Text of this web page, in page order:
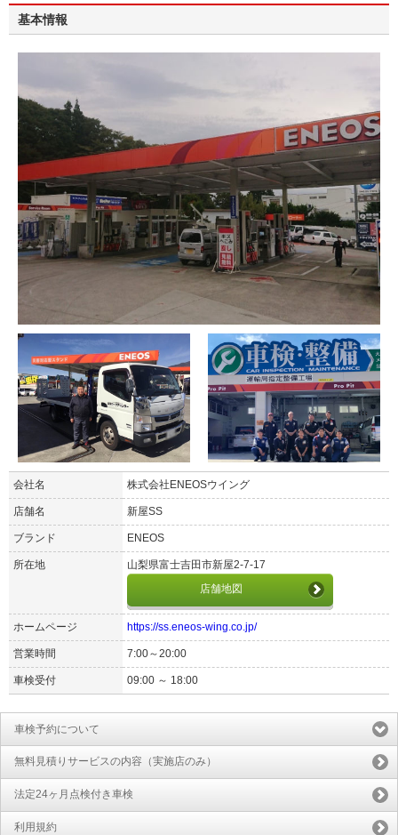
ぜひ一度お試しください。
基本情報
会社名 株式会社ENEOSウイング
店舗名 新屋SS
ブランド ENEOS
所在地
山梨県富士吉田市新屋2-7-17
店舗地図
ホームページ https://ss.eneos-wing.co.jp/
営業時間 7:00～20:00
車検受付 09:00 ～ 18:00
車検予約について
無料見積りサービスの内容（実施店のみ）
法定24ヶ月点検付き車検
利用規約